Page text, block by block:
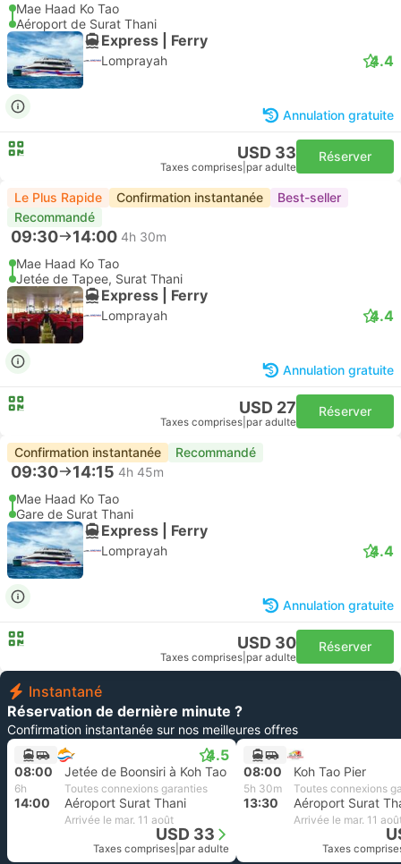
Mae Haad Ko Tao
Aéroport de Surat Thani
Express | Ferry
Lomprayah 4.4
Annulation gratuite
USD 33
Taxes comprises par adulte
Réserver
Le Plus Rapide Confirmation instantanée
Best-seller
Recommandé
09:30 14:00 4h 30m
Mae Haad Ko Tao
Jetée de Tapee, Surat Thani
Express | Ferry
Lomprayah 4.4
Annulation gratuite
USD 27
Taxes comprises par adulte
Réserver
Confirmation instantanée Recommandé
09:30 14:15 4h 45m
Mae Haad Ko Tao
Gare de Surat Thani
Express | Ferry
Lomprayah 4.4
Annulation gratuite
USD 30
Taxes comprises par adulte
Réserver
Instantané
Réservation de dernière minute ?
Confirmation instantanée sur nos meilleures offres
4.5
08:00 Jetée de Boonsiri à Koh Tao
6h Toutes connexions garanties
14:00 Aéroport Surat Thani
Arrivée le mar. 11 août
USD 33
Taxes comprises par adulte
08:00 Koh Tao Pier
5h 30m Toutes connexions
13:30 Aéroport Surat
Arrivée le mar. 11
Taxes